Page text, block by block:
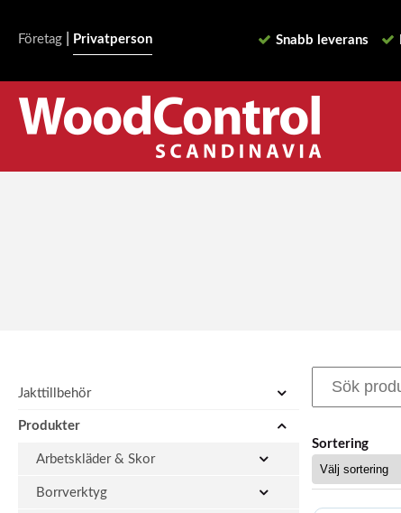
Företag Privatperson Snabb leverans
Jakttillbehör
Produkter
Arbetskläder & Skor
Borrverktyg
Sortering